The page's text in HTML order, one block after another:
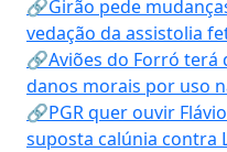
🔗Girão pede
vedação da assistolia
🔗Aviões do Forró terá
danos morais por uso
🔗PGR quer ouvir
suposta calúnia contra